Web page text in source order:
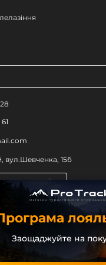
вул.Шевченка, 15б
Заощаджуйте на